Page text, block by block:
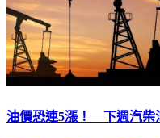
油價恐連5漲！ 下週汽柴